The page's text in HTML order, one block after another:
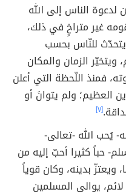
لدعوة الناس إلى الله
غير متراخٍ في ذلك،
للنّاس بحسب
الزمان والمكان
فمنذ اللّحظة التي أعلن
العظيم؛ ولم يتوانَ أو
[٧]
يُحب الله -تعالى-
حباً كثيرا أحبّ إليه من
ويعتزّ بدينه، وكان قوياً
يوالي المسلمين